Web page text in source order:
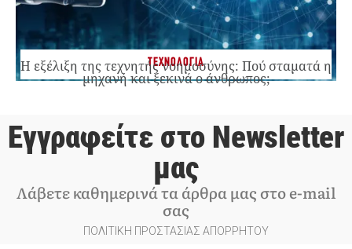
ΤΕΧΝΟΛΟΓΙΑ
Η εξέλιξη της τεχνητής νοημοσύνης: Πού σταματά η
μηχανή και ξεκινά ο άνθρωπος;
Εγγραφείτε στο Newsletter
μας
Λάβετε καθημερινά τα άρθρα μας στο e-mail
σας
ΠΟΛΙΤΙΚΗ ΠΡΟΣΤΑΣΙΑΣ ΑΠΟΡΡΗΤΟΥ